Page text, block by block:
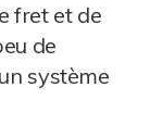
fret et de
de
système